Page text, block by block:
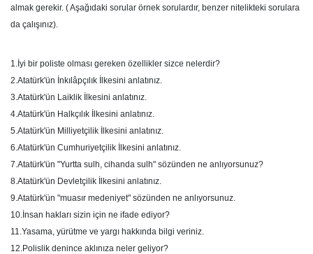
almak gerekir. ( Aşağıdaki sorular örnek sorulardır, benzer nitelikteki sorulara
da çalışınız).
1.İyi bir poliste olması gereken özellikler sizce nelerdir?
2.Atatürk'ün İnkılâpçılık İlkesini anlatınız.
3.Atatürk'ün Laiklik İlkesini anlatınız.
4.Atatürk'ün Halkçılık İlkesini anlatınız.
5.Atatürk'ün Milliyetçilik İlkesini anlatınız.
6.Atatürk'ün Cumhuriyetçilik İlkesini anlatınız.
7.Atatürk'ün "Yurtta sulh, cihanda sulh" sözünden ne anlıyorsunuz?
8.Atatürk'ün Devletçilik İlkesini anlatınız.
9.Atatürk'ün "muasır medeniyet" sözünden ne anlıyorsunuz.
10.İnsan hakları sizin için ne ifade ediyor?
11.Yasama, yürütme ve yargı hakkında bilgi veriniz.
12.Polislik denince aklınıza neler geliyor?